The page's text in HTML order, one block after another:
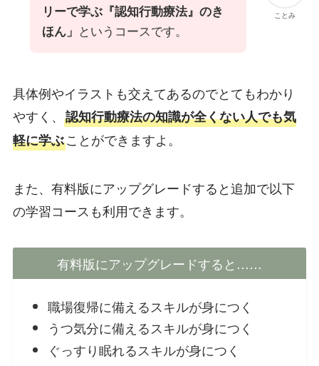
ことみ
リーで学ぶ『認知行動療法』のき
ほん」 というコースです。
具体例やイラストも交えてあるのでとてもわかり
やすく、 認知行動療法の知識が全くない人でも気
軽に学ぶことができますよ。
また、有料版にアップグレードすると追加で以下
の学習コースも利用できます。
有料版にアップグレードすると……
職場復帰に備えるスキルが身につく
うつ気分に備えるスキルが身につく
ぐっすり眠れるスキルが身につく